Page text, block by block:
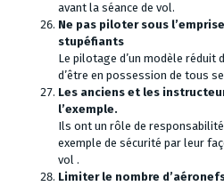
avant la séance de vol.
Ne pas piloter sous
stupéfiants
Le pilotage d’un modèle réduit
d’être en possession de tous
Les anciens et les
l’exemple.
Ils ont un rôle de
exemple de sécurité par leur
vol .
Limiter le nombre